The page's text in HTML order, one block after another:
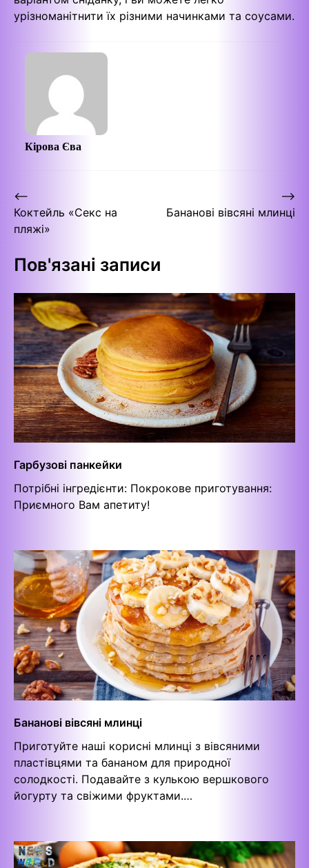
урізноманітнити їх різними начинками та соусами.
Кірова Єва
Навігація
записів
⟵
Коктейль «Секс на
пляжі»
Бананові вівсяні млинці
⟶
Пов'язані записи
Гарбузові панкейки
Потрібні інгредієнти: Покрокове приготування:
Приємного Вам апетиту!
Бананові вівсяні млинці
Приготуйте наші корисні млинці з вівсяними
пластівцями та бананом для природної
солодкості. Подавайте з кулькою вершкового
йогурту та свіжими фруктами.…